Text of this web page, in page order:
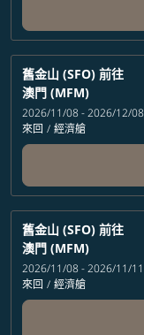
舊金山 (SFO) 前往
澳門 (MFM)
2026/11/08 - 2026/12/08
來回 / 經濟艙
舊金山 (SFO) 前往
澳門 (MFM)
2026/11/08 - 2026/11/11
來回 / 經濟艙